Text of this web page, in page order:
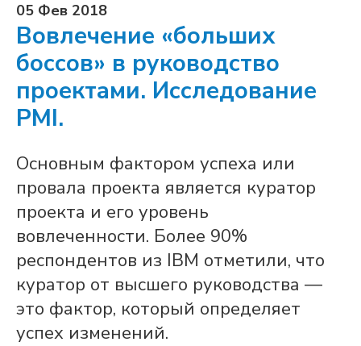
05 Фев 2018
Вовлечение «больших
боссов» в руководство
проектами. Исследование
PMI.
Основным фактором успеха или
провала проекта является куратор
проекта и его уровень
вовлеченности. Более 90%
респондентов из IBM отметили, что
куратор от высшего руководства —
это фактор, который определяет
успех изменений.